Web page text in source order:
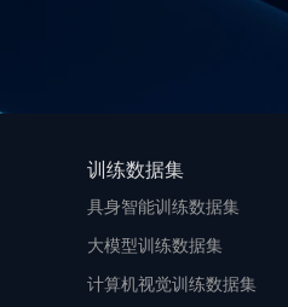
训练数据集
具身智能训练数据集
大模型训练数据集
计算机视觉训练数据集